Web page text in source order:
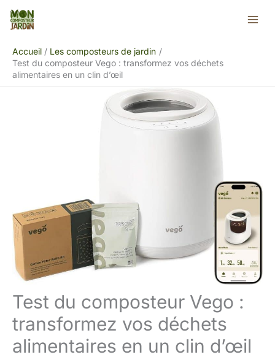
Aller
Accueil
Les composteurs de jardin
Test du composteur Vego : transformez vos déchets
alimentaires en un clin d’œil
Test du composteur Vego :
transformez vos déchets
alimentaires en un clin d’œil
Rechercher